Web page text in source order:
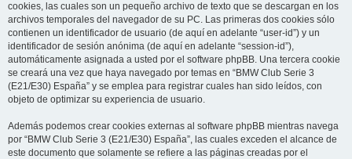
cookies, las cuales son un pequeño archivo de texto que se descargan en los
archivos temporales del navegador de su PC. Las primeras dos cookies sólo
contienen un identificador de usuario (de aquí en adelante “user-id”) y un
identificador de sesión anónima (de aquí en adelante “session-id”),
automáticamente asignada a usted por el software phpBB. Una tercera cookie
se creará una vez que haya navegado por temas en “BMW Club Serie 3
(E21/E30) España” y se emplea para registrar cuales han sido leídos, con
objeto de optimizar su experiencia de usuario.
Además podemos crear cookies externas al software phpBB mientras navega
por “BMW Club Serie 3 (E21/E30) España”, las cuales exceden el alcance de
este documento que solamente se refiere a las páginas creadas por el